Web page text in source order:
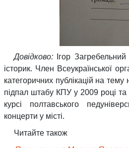
Довідково:
Ігор
історик. Член Всеукраїнської
категоричних публікацій на
підпал штабу КПУ у 2009 році та
курсі полтавського
концерти у місті.
Читайте також